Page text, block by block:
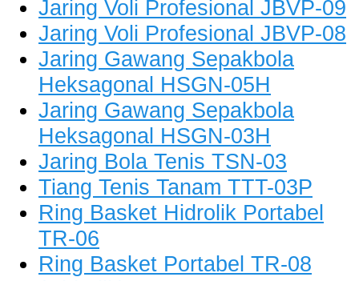
Jaring Voli Profesional JBVP-09
Jaring Voli Profesional JBVP-08
Jaring Gawang Sepakbola
Heksagonal HSGN-05H
Jaring Gawang Sepakbola
Heksagonal HSGN-03H
Jaring Bola Tenis TSN-03
Tiang Tenis Tanam TTT-03P
Ring Basket Hidrolik Portabel
TR-06
Ring Basket Portabel TR-08